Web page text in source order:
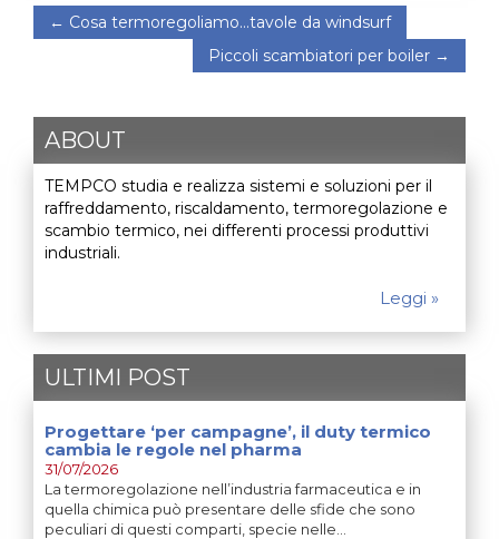
← Cosa termoregoliamo…tavole da windsurf
Piccoli scambiatori per boiler →
ABOUT
TEMPCO studia e realizza sistemi e soluzioni per il
raffreddamento, riscaldamento, termoregolazione e
scambio termico, nei differenti processi produttivi
industriali.
Leggi »
ULTIMI POST
Progettare ‘per campagne’, il duty termico
cambia le regole nel pharma
31/07/2026
La termoregolazione nell’industria farmaceutica e in
quella chimica può presentare delle sfide che sono
peculiari di questi comparti, specie nelle…